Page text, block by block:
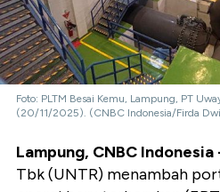
Foto: PLTM Besai Kemu, Lampung, PT
(20/11/2025). (CNBC Indonesia/Firda
Lampung, CNBC Indonesia
Tbk (UNTR) menambah